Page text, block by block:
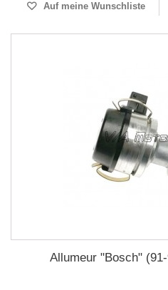
Auf meine Wunschliste
Allumeur "Bosch"